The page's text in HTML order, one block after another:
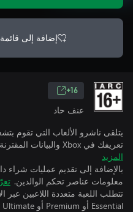
إضافة إلى قائمة
16+
عنف حاد
يتلقى ناشرو الألعاب التي تقوم
تعريفك في Xbox والبيانات المقترنة بينما تمارس الألعاب.
المزيد
بالإضافة إلى تقديم عمليات شراء
معلومات عناصر تحكم الوالدين.
Essential أو Premium أو Ultimate (اشتراكات تُباع بشكل منفصل).